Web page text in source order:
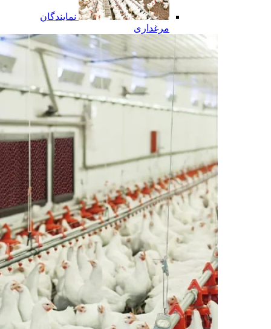
نمایندگان
مرغداری